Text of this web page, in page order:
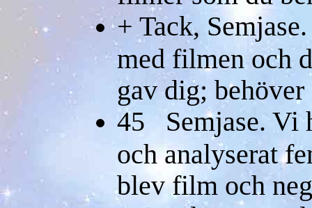
+ Tack,
med filmen och
gav dig;
45 Semjase. Vi
och analyserat
blev film och